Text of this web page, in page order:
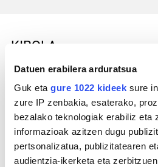
Datuen erabilera arduratsua
Guk eta gure 1022 kideek sure
zure IP zenbakia, esaterako,
bezalako teknologiak erabiliz eta
informazioak azitzen dugu
pertsonalizatua, publizitatearen
audientzia-ikerketa eta
KIROLA